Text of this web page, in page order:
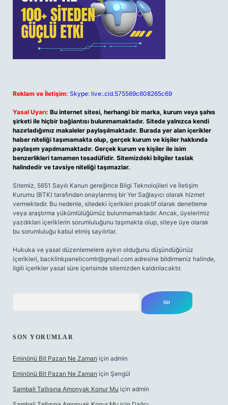
Reklam ve İletişim: Skype: live:.cid.575569c608265c69
Yasal Uyarı: Bu internet sitesi, herhangi bir marka, kurum veya şahıs
şirketi ile hiçbir bağlantısı bulunmamaktadır. Sitede yalnızca kendi
hazırladığımız makaleler paylaşılmaktadır. Burada yer alan içerikler
haber niteliği taşımamakta olup, gerçek kurum ve kişiler hakkında
paylaşım yapılmamaktadır. Gerçek kurum ve kişiler ile isim
benzerlikleri tamamen tesadüfidir. Sitemizdeki bilgiler taslak
halindedir ve tavsiye niteliği taşımazlar.
Sitemiz, 5651 Sayılı Kanun gereğince Bilgi Teknolojileri ve İletişim
Kurumu (BTK) tarafından onaylanmış bir Yer Sağlayıcı olarak hizmet
vermektedir. Bu nedenle, sitedeki içerikleri proaktif olarak denetleme
veya araştırma yükümlülüğümüz bulunmamaktadır. Ancak, üyelerimiz
yazdıkları içeriklerin sorumluluğunu taşımakta olup, siteye üye olarak
bu sorumluluğu kabul etmiş sayılırlar.
Hukuka ve yasal düzenlemelere aykırı olduğunu düşündüğünüz
içerikleri, backlinkpanelicomtr@gmail.com adresine bildirmeniz halinde,
ilgili içerikler yasal süre içerisinde sitemizden kaldırılacaktır.
SON YORUMLAR
Eminönü Bit Pazarı Ne Zaman için admin
Eminönü Bit Pazarı Ne Zaman için Şengül
Şambali Tatlısına Amonyak Konur Mu için admin